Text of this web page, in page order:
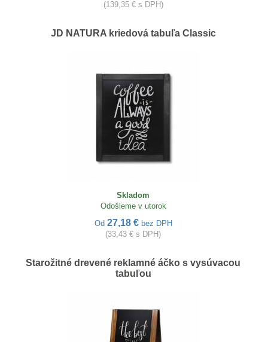
(139,35 € s DPH)
JD NATURA kriedová tabuľa Classic
Skladom
Odošleme v utorok
Od 27,18 € bez DPH
(33,43 € s DPH)
Starožitné drevené reklamné áčko s vysúvacou
tabuľou